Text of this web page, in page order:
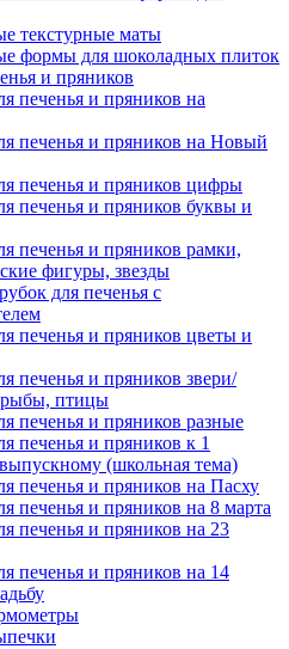
текстурные маты
формы для шоколадных плиток
и пряников
печенья и пряников на
печенья и пряников на Новый
печенья и пряников цифры
печенья и пряников буквы и
печенья и пряников рамки,
фигуры, звезды
для печенья с
печенья и пряников цветы и
печенья и пряников звери/
птицы
печенья и пряников разные
печенья и пряников к 1
(школьная тема)
печенья и пряников на Пасху
печенья и пряников на 8 марта
печенья и пряников на 23
печенья и пряников на 14